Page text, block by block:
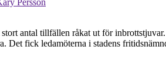
antal tillfällen råkat ut för
Det fick ledamöterna i stadens